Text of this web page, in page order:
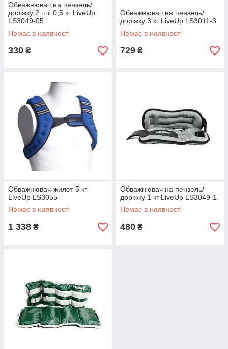
Обважнювач на пензель/
доріжку 2 шт. 0,5 кг LiveUp
LS3049-05
Немає в наявності
330 ₴
Обважнювач на пензель/
доріжку 3 кг LiveUp LS3011-3
Немає в наявності
729 ₴
Обважнювач-жилет 5 кг
LiveUp LS3055
Немає в наявності
1 338 ₴
Обважнювач на пензель/
доріжку 1 кг LiveUp LS3049-1
Немає в наявності
480 ₴